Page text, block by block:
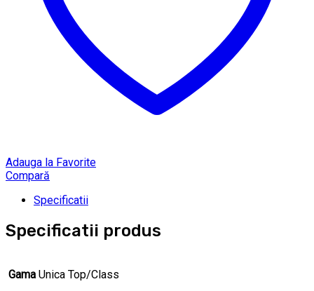
Adauga la Favorite
Compară
Specificatii
Specificatii produs
Gama Unica Top/Class